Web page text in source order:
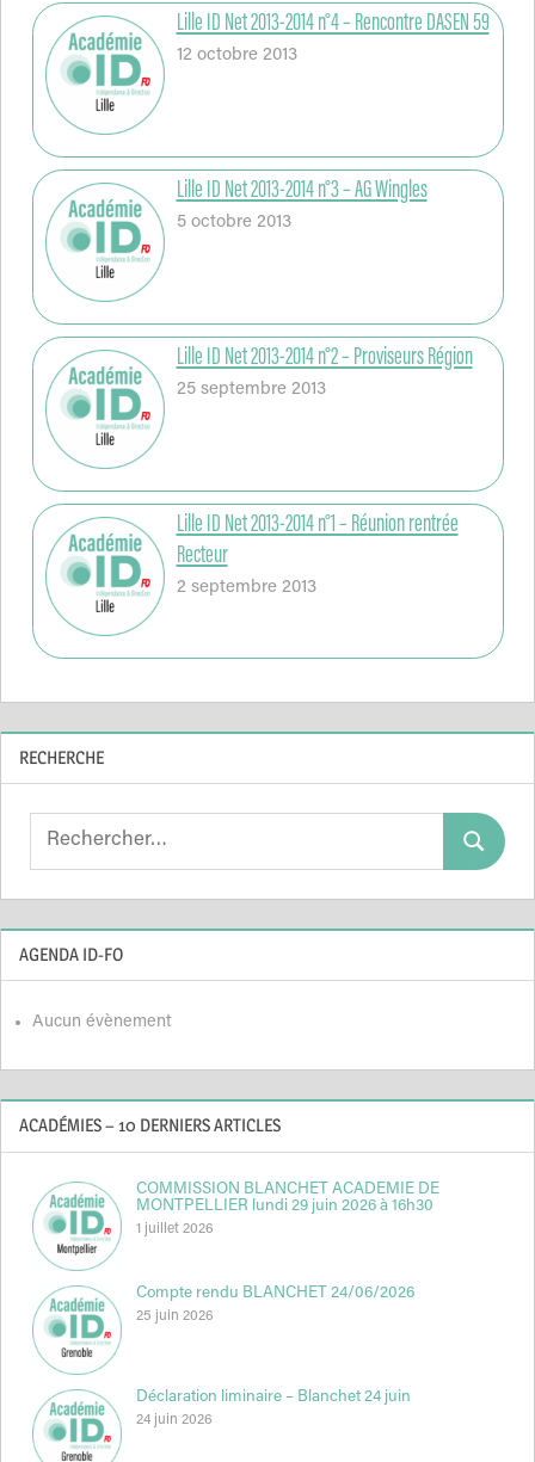
Lille ID Net 2013-2014 n°4 – Rencontre DASEN 59
12 octobre 2013
Lille ID Net 2013-2014 n°3 – AG Wingles
5 octobre 2013
Lille ID Net 2013-2014 n°2 – Proviseurs Région
25 septembre 2013
Lille ID Net 2013-2014 n°1 – Réunion rentrée
Recteur
2 septembre 2013
RECHERCHE
Search
Search
AGENDA ID-FO
Aucun évènement
ACADÉMIES – 10 DERNIERS ARTICLES
COMMISSION BLANCHET ACADEMIE DE
MONTPELLIER lundi 29 juin 2026 à 16h30
1 juillet 2026
Compte rendu BLANCHET 24/06/2026
25 juin 2026
Déclaration liminaire – Blanchet 24 juin
24 juin 2026